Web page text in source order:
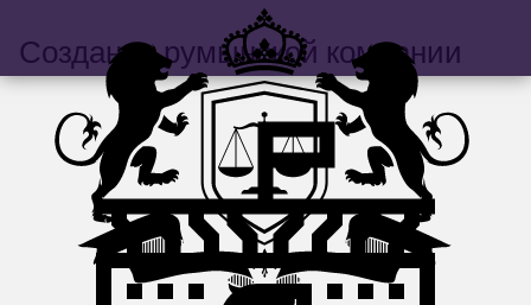
Создание румынской компании